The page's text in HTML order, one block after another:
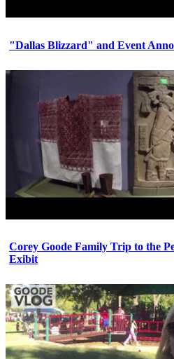
"Dallas Blizzard" and Event
Corey Goode Family Trip to the
Exibit